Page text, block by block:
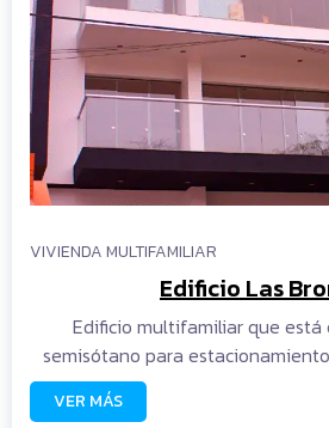
VIVIENDA MULTIFAMILIAR
Edificio Las
Edificio multifamiliar que está
semisótano para
VER MÁS